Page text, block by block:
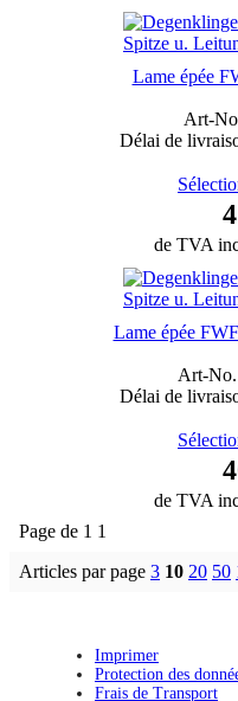
Lame épée
Art-
Délai de
de TVA
Lame épée
Art-
Délai de
de TVA
Page de 1 1
Articles par page 3 10 20 50
Imprimer
Protection des
Frais de Transport